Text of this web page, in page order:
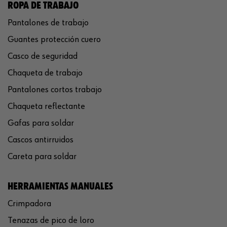
ROPA DE TRABAJO
Pantalones de trabajo
Guantes protección cuero
Casco de seguridad
Chaqueta de trabajo
Pantalones cortos trabajo
Chaqueta reflectante
Gafas para soldar
Cascos antirruidos
Careta para soldar
HERRAMIENTAS MANUALES
Crimpadora
Tenazas de pico de loro